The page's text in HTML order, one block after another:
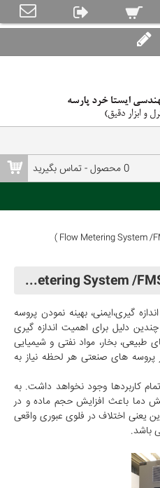
0 محصول - تماس بگیرید
سیستم های فلومیترینگ (Flow Metering System /FMS )
گیری،ایمنی، بهینه نمودن پروسه
دلیل برای اهمیت اندازه گیری
طبیعی، بخار، مواد نفتی و شیمیایی
پروسه های صنعتی هر لحظه نیاز به
کاربردها وجود نخواهد داشت. به
دما باعث افزایش حجم ماده و در
یعنی اختلاف در فلوی عبوری واقعی
باشد.